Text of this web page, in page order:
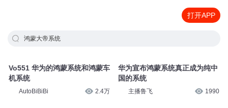
打开APP
鸿蒙大帝系统
Vo551 华为的鸿蒙系统和鸿蒙车
机系统
AutoBiBiBi 2.4万
华为宣布鸿蒙系统真正成为纯中
国的系统
主播鲁飞 1990